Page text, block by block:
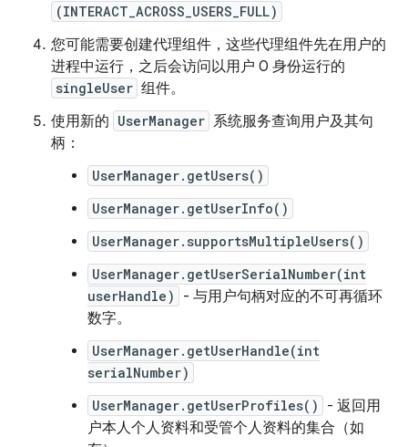
(INTERACT_ACROSS_USERS_FULL)
您可能需要创建代理组件，这些代理组件先在用户的
进程中运行，之后会访问以用户 0 身份运行的
singleUser 组件。
使用新的 UserManager 系统服务查询用户及其句
柄：
UserManager.getUsers()
UserManager.getUserInfo()
UserManager.supportsMultipleUsers()
UserManager.getUserSerialNumber(int
userHandle)
- 与用户句柄对应的不可再循环
数字。
UserManager.getUserHandle(int
serialNumber)
UserManager.getUserProfiles()
- 返回用
户本人个人资料和受管个人资料的集合（如